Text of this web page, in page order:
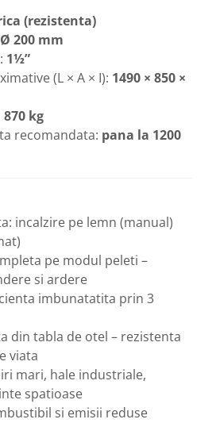
(rezistenta)
Ø 200 mm
1½”
(L × A × I): 1490 × 850 ×
kg
recomandata: pana la 1200
incalzire pe lemn (manual)
pe modul peleti –
si ardere
imbunatatita prin 3
din tabla de otel – rezistenta
viata
mari, hale industriale,
spatioase
si emisii reduse